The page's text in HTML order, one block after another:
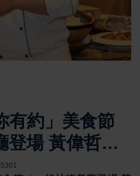
有約」美食節
登場 黃偉哲歡
品嘗台灣鯛